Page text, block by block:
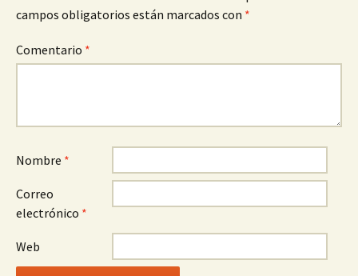
campos obligatorios están marcados con *
Comentario *
Nombre *
Correo
electrónico *
Web